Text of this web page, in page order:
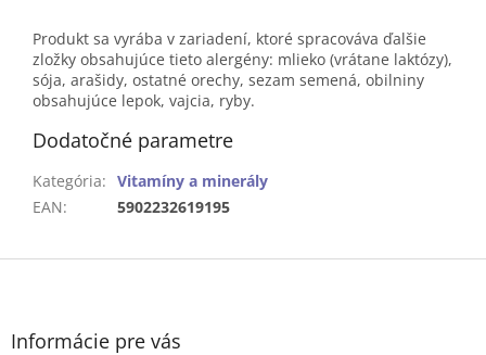
Produkt sa vyrába v zariadení, ktoré spracováva ďalšie
zložky obsahujúce tieto alergény: mlieko (vrátane laktózy),
sója, arašidy, ostatné orechy, sezam semená, obilniny
obsahujúce lepok, vajcia, ryby.
Dodatočné parametre
Kategória: Vitamíny a minerály
EAN: 5902232619195
Z
Informácie pre vás